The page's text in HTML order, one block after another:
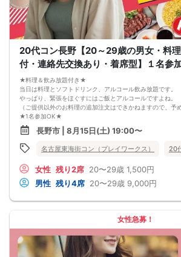
20代コン長野【20～29歳の男女・料
付・連絡先交換あり・着席型】１名参
★料理＆飲み放題付き★
当日は料理とソフトドリンク、アルコール飲み放題です。
やっぱり、緊張をほぐすにはご飯とアルコールですよね。
（ご提供以外のお料理の追加注文はできかねますので、予
★1名参加OK★
他の1名参加の方とペアになりますし、友達作りにも最適で
基本的には２：２のグループトークとなります。
（１：１でのトークはございませんので、予めご了承くださ
★プロフィールカードにより会話のキッカケもバッチリ★
なんてことは絶対ありません！
プロフィールカードを活用し、「はじめまして」から会話
★完全着席型・連絡先交換は自由★
換ができなかった」なんてことはありません。
（連絡先交換は席替え時間までに円滑に行ってください）
---------------------------
【お客様へのお願い】
1. ２名様以上でのご参加は必ず同性同士でお申し込みくだ
長野市 | 8月15日(土) 19:00〜
名古屋東海街コン（プレイワークス） 20
女性 残り2席 20〜29歳 1,500円
男性 残り4席 20〜29歳 9,000円
女性急募！